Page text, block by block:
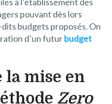
pouvant dès lors
budgets proposés. On
d’un futurbudget
la mise en
Zero